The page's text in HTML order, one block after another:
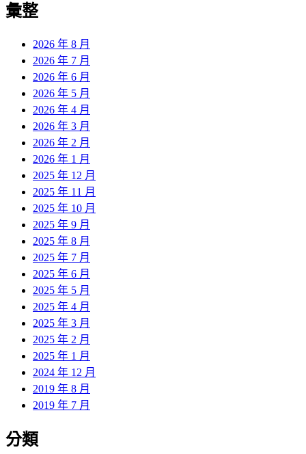
彙整
2026 年 8 月
2026 年 7 月
2026 年 6 月
2026 年 5 月
2026 年 4 月
2026 年 3 月
2026 年 2 月
2026 年 1 月
2025 年 12 月
2025 年 11 月
2025 年 10 月
2025 年 9 月
2025 年 8 月
2025 年 7 月
2025 年 6 月
2025 年 5 月
2025 年 4 月
2025 年 3 月
2025 年 2 月
2025 年 1 月
2024 年 12 月
2019 年 8 月
2019 年 7 月
分類